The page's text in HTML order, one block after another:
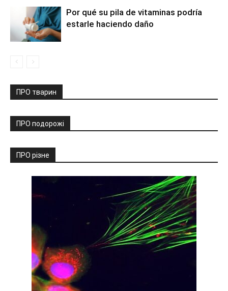
Por qué su pila de vitaminas podría
estarle haciendo daño
ПРО тварин
ПРО подорожі
ПРО різне